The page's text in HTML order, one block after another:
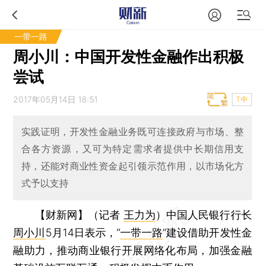
一带一路
周小川：中国开发性金融作出积极
尝试
2017年05月14日 18:51 T中
实践证明，开发性金融业务既可连接政府与市场、整
合各方资源，又可为特定需求者提供中长期信用支
持，还能对商业性资金起引领示范作用，以市场化方
式予以支持
【财新网】（记者 王力为） 中国人民银行行长
周小川 5月14日表示，“一带一路”建设借助开发性金
融助力，推动商业银行开展网络化布局，加强金融